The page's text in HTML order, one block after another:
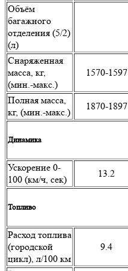
Объём
багажного
отделения (5/2)
(л)
Снаряженная
масса, кг,
(мин.-макс.)
1570-1597
Полная масса,
кг, (мин.-макс.)
1870-1897
Динамика
Ускорение 0-
100 (км/ч, сек)
13.2
Топливо
Расход топлива
(городской
цикл), л/100 км
9.4